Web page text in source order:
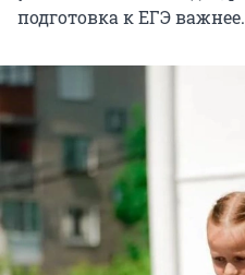
подготовка к ЕГЭ важнее.